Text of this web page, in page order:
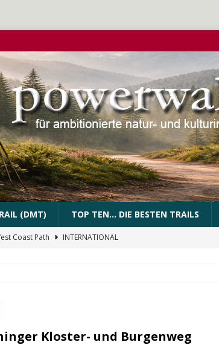
(DMT) TOP TEN… DIE BESTEN TRAILS
Coast Path
INTERNATIONAL
Trail
Drachenwege
Kloster- und Burgenweg